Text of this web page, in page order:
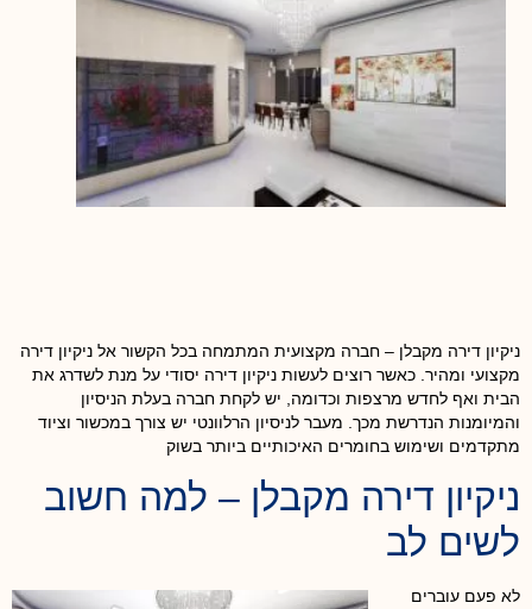
ניקיון דירה מקבלן – חברה מקצועית המתמחה בכל הקשור אל ניקיון דירה
מקצועי ומהיר. כאשר רוצים לעשות ניקיון דירה יסודי על מנת לשדרג את
הבית ואף לחדש מרצפות וכדומה, יש לקחת חברה בעלת הניסיון
והמיומנות הנדרשת מכך. מעבר לניסיון הרלוונטי יש צורך במכשור וציוד
מתקדמים ושימוש בחומרים האיכותיים ביותר בשוק
ניקיון דירה מקבלן – למה חשוב
לשים לב
לא פעם עוברים